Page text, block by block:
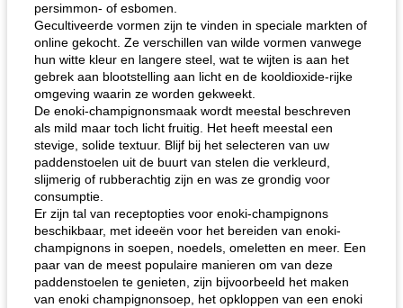
persimmon- of esbomen.
Gecultiveerde vormen zijn te vinden in speciale markten of
online gekocht. Ze verschillen van wilde vormen vanwege
hun witte kleur en langere steel, wat te wijten is aan het
gebrek aan blootstelling aan licht en de kooldioxide-rijke
omgeving waarin ze worden gekweekt.
De enoki-champignonsmaak wordt meestal beschreven
als mild maar toch licht fruitig. Het heeft meestal een
stevige, solide textuur. Blijf bij het selecteren van uw
paddenstoelen uit de buurt van stelen die verkleurd,
slijmerig of rubberachtig zijn en was ze grondig voor
consumptie.
Er zijn tal van receptopties voor enoki-champignons
beschikbaar, met ideeën voor het bereiden van enoki-
champignons in soepen, noedels, omeletten en meer. Een
paar van de meest populaire manieren om van deze
paddenstoelen te genieten, zijn bijvoorbeeld het maken
van enoki champignonsoep, het opkloppen van een enoki